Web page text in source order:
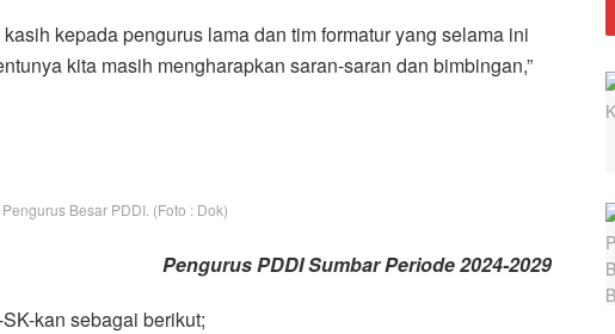
kepada pengurus lama dan tim formatur yang selama ini
kita masih mengharapkan saran-saran dan bimbingan,”
Besar PDDI. (Foto : Dok)
Pengurus PDDI Sumbar Periode 2024-2029
kan sebagai berikut;